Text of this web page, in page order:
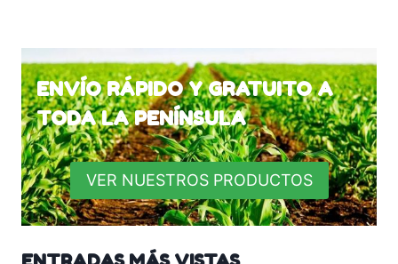
ENVÍO RÁPIDO Y GRATUITO A
TODA LA PENÍNSULA
VER NUESTROS PRODUCTOS